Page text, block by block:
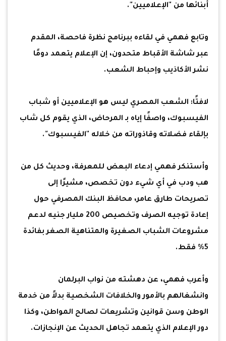
أبنائها من "الإعلاميين".
وتابع فهمي في لقاءه ببرنامج نظرة فاحصة، المقدم
عبر شاشة الأقباط متحدون، إن الإعلام يتعمد دومًا
نشر الأكاذيب وإحباط الشعب.
لافتًا: الشعب المصري ليس هو الإعلاميين أو شباب
الفيسبوك، واصفًا إياه بـ المرحاض، الذي يقوم كل شاب
بإلقاء فضلاته وقاذوراته من خلاله "الفيسبوك".
وأستنكر فهمي إدعاء البعض للمعرفة، وحديث كل من
هب ودب في أي شيء دون تخصص، مشيرًا إلى
تصريحات طارق عامر، محافظ البنك المصرفي حول
إعادة توجيه الصرف وتخصيص 200 مليار جنيه لدعم
مشروعات الشباب الصغيرة والمتناهية الصغر بفائدة
5% فقط.
وأعرب فهمي، عن دهشته من نواب البرلمان
وانشغالهم بالأمور والخلافات الشخصية بدلاً من خدمة
الوطن وسن قوانين وتشريعات لصالح المواطن، وكذا
دور الإعلام الذي يتعمد تجاهل الحديث عن الإنجازات.